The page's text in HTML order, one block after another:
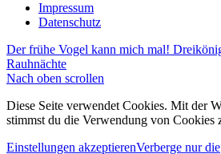
Impressum
Datenschutz
Der frühe Vogel kann mich mal!
Rauhnächte
Nach oben scrollen
Diese Seite verwendet Cookies. Mit der
stimmst du die Verwendung von Cookies
Einstellungen akzeptierenVerberge nur die